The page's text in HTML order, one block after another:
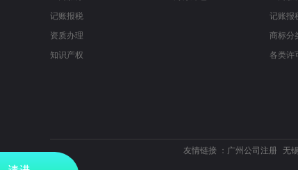
记账报税
资质办理
知识产权
记账报
商标分
各类许
友情链接 ： 广州公司注册 无